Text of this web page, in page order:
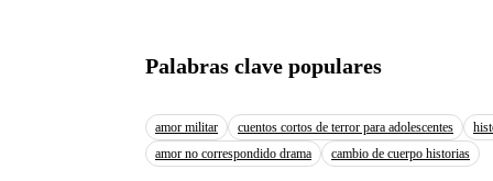
Palabras clave populares
amor militar cuentos cortos de terror para adolescentes
amor no correspondido drama
cambio de cuerpo historias